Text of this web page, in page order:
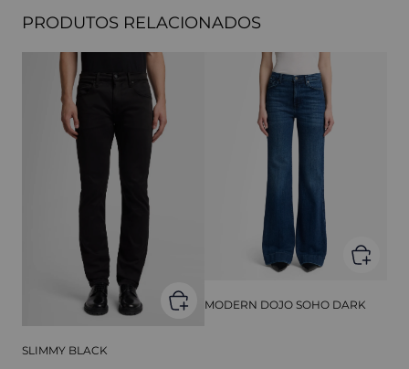
PRODUTOS RELACIONADOS
SLIMMY BLACK
MODERN DOJO SOHO DARK